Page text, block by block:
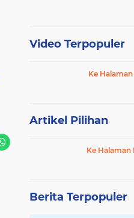
Video Terpopuler
Ke
Artikel Pilihan
Ke Halaman
Berita Terpopuler